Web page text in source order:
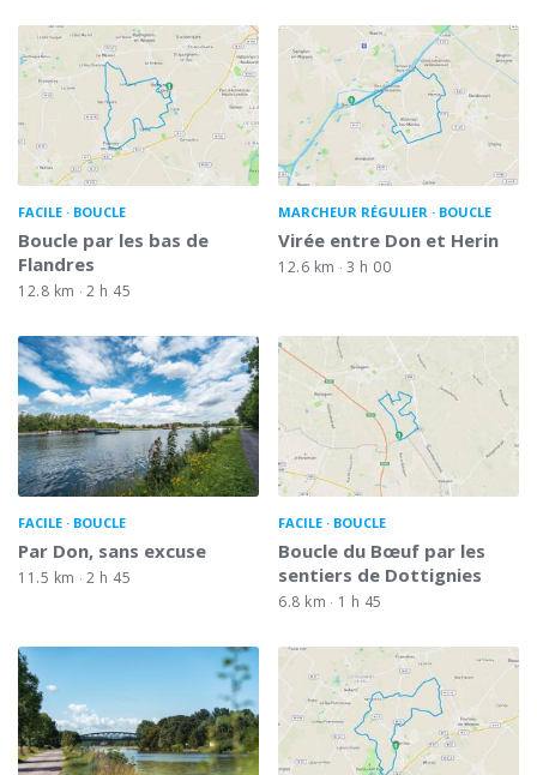
FACILE BOUCLE
Boucle par les bas de
Flandres
12.8 km 2 h 45
MARCHEUR RÉGULIER BOUCLE
Virée entre Don et Herin
12.6 km 3 h 00
FACILE BOUCLE
Par Don, sans excuse
11.5 km 2 h 45
FACILE BOUCLE
Boucle du Bœuf par les
sentiers de Dottignies
6.8 km 1 h 45